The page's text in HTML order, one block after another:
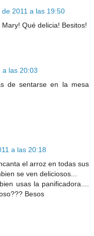
2011 a las 19:50
Qué delicia! Besitos!
a las 20:03
de sentarse en la mesa
a las 20:18
el arroz en todas sus
se ven deliciosos...
usas la panificadora....
Besos